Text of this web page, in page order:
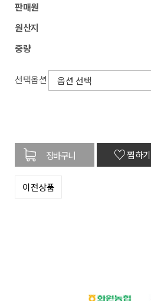
판매원
원산지
중량
선택옵션
♡찜하기
이전상품